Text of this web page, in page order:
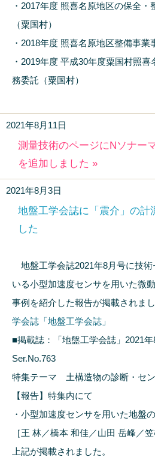
・2017年度 照喜名原地区の保全
（粟国村）
・2018年度 照喜名原地区整備事業
・2019年度 平成30年度粟国村照
務委託（粟国村）
2021年8月11日
測量技術のページにNソナー
を追加しました »
2021年8月3日
地盤工学会誌に「震介」の計
した
地盤工学会誌2021年8月号に技
いる小型加速度センサを用いた微
事例を紹介した報告が掲載されまし
学会誌「地盤工学会誌」
■掲載誌：「地盤工学会誌」2021
Ser.No.763
特集テーマ 土構造物の診断・セ
【報告】特集内にて
・小型加速度センサを用いた地盤
［王 林／橋本 和佳／山田 岳峰／笠
上記が掲載されました。